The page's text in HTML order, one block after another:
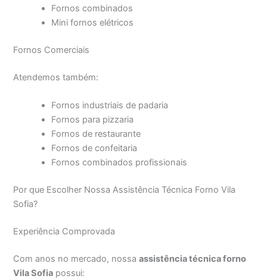
Fornos combinados
Mini fornos elétricos
Fornos Comerciais
Atendemos também:
Fornos industriais de padaria
Fornos para pizzaria
Fornos de restaurante
Fornos de confeitaria
Fornos combinados profissionais
Por que Escolher Nossa Assistência Técnica Forno Vila
Sofia?
Experiência Comprovada
Com anos no mercado, nossaassistência técnica forno
Vila Sofia possui: